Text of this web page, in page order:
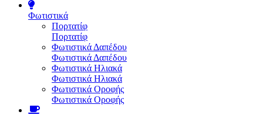
Φωτιστικά
Πορτατίφ
Πορτατίφ
Φωτιστικά Δαπέδου
Φωτιστικά Δαπέδου
Φωτιστικά Ηλιακά
Φωτιστικά Ηλιακά
Φωτιστικά Οροφής
Φωτιστικά Οροφής